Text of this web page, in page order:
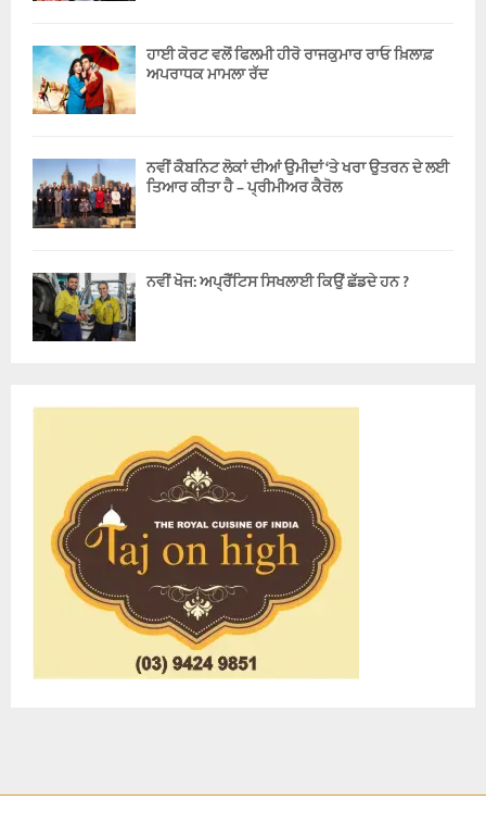
ਹਾਈ ਕੋਰਟ ਵਲੋਂ ਫਿਲਮੀ ਹੀਰੋ ਰਾਜਕੁਮਾਰ ਰਾਓ ਖ਼ਿਲਾਫ਼
ਅਪਰਾਧਕ ਮਾਮਲਾ ਰੱਦ
ਨਵੀਂ ਕੈਬਨਿਟ ਲੋਕਾਂ ਦੀਆਂ ਉਮੀਦਾਂ ‘ਤੇ ਖਰਾ ਉਤਰਨ ਦੇ ਲਈ
ਤਿਆਰ ਕੀਤਾ ਹੈ – ਪ੍ਰੀਮੀਅਰ ਕੈਰੋਲ
ਨਵੀਂ ਖੋਜ: ਅਪ੍ਰੈਂਟਿਸ ਸਿਖਲਾਈ ਕਿਉਂ ਛੱਡਦੇ ਹਨ ?